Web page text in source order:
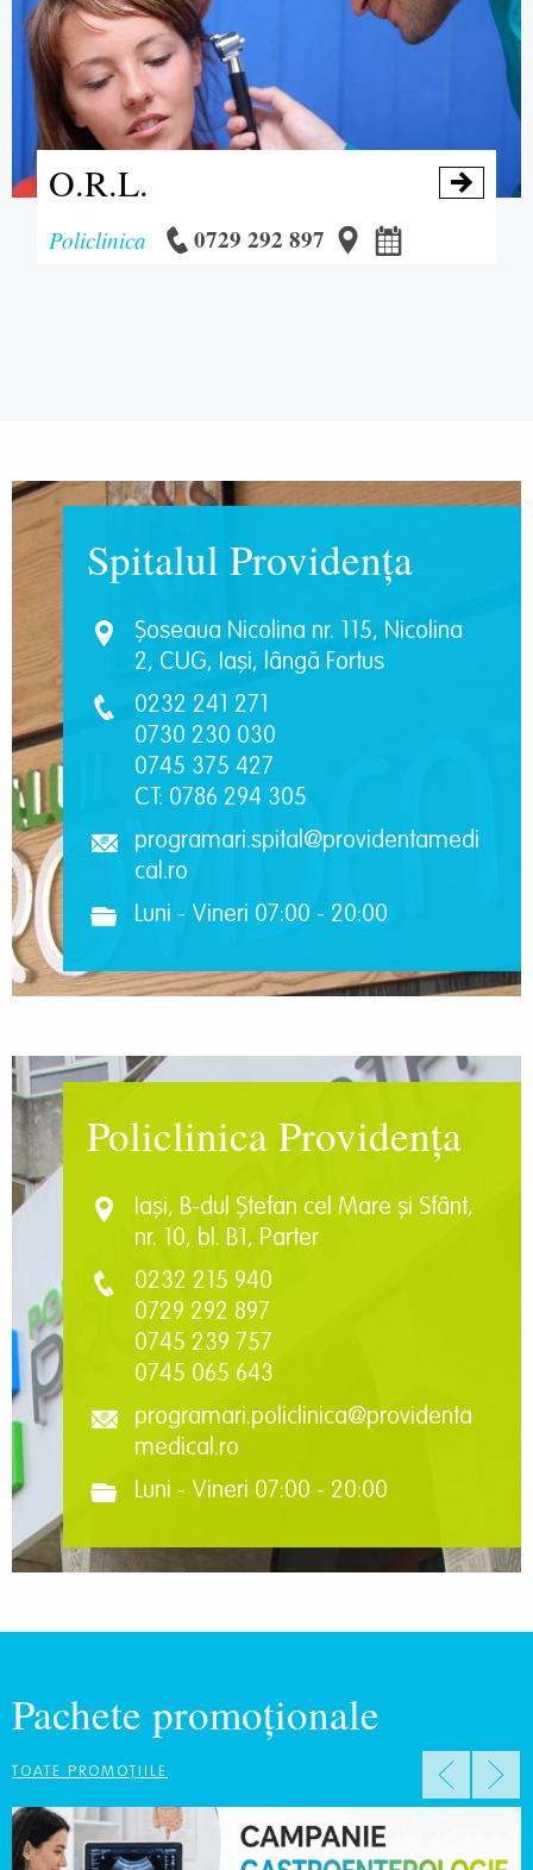

O.R.L.
Policlinica 0729 292 897
Spitalul Providența
Șoseaua Nicolina nr. 115, Nicolina
2, CUG, Iași, lângă Fortus
0232 241 271
0730 230 030
0745 375 427
CT: 0786 294 305
programari.spital@providentamedi
cal.ro
Luni - Vineri 07:00 - 20:00
Policlinica Providența
Iași, B-dul Ștefan cel Mare și Sfânt,
nr. 10, bl. B1, Parter
0232 215 940
0729 292 897
0745 239 757
0745 065 643
programari.policlinica@providenta
medical.ro
Luni - Vineri 07:00 - 20:00
Pachete promoționale
TOATE PROMOȚIILE